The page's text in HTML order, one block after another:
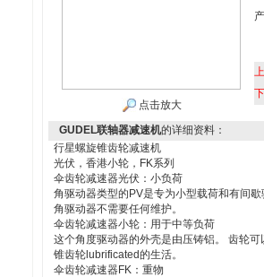
点击放大
GUDEL联轴器减速机的详细资料：
行星螺旋锥齿轮减速机
光伏，香港小轮，FK系列
伞齿轮减速器光伏：小负荷
角驱动器类型的PV是专为小型载荷和有间
角驱动器不需要任何维护。
伞齿轮减速器小轮：用于中等负荷
这个角度驱动器的外壳是由压铸铝。 齿轮
锥齿轮lubrificated的生活。
伞齿轮减速器FK：重物